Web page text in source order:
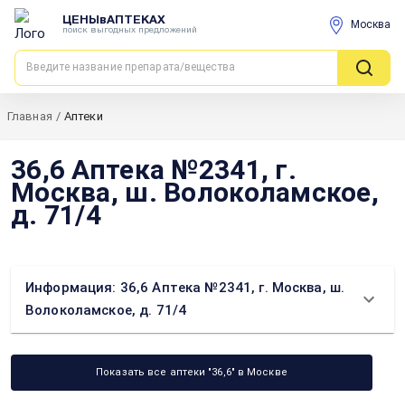
ЦЕНЫвАПТЕКАХ
поиск выгодных предложений Москва
Главная / Аптеки
36,6 Аптека №2341, г.
Москва, ш. Волоколамское,
д. 71/4
Информация: 36,6 Аптека №2341, г. Москва, ш.
Волоколамское, д. 71/4
Показать все аптеки "36,6" в Москве